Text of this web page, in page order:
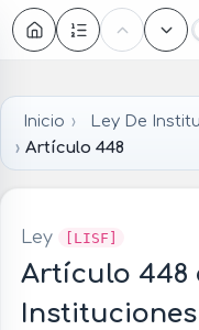
Inicio
Ley De
Artículo 448
Ley [LISF]
Artículo 448
Instituciones